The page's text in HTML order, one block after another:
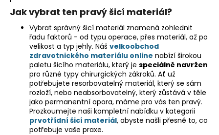
Jak vybrat ten pravý šicí materiál?
Vybrat správný šicí materiál znamená zohlednit
řadu faktorů - od typu operace, přes materiál, až po
velikost a typ jehly. Náš velkoobchod
zdravotnického materiálu online nabízí širokou
paletu šicího materiálu, který je speciálně navržen
pro různé typy chirurgických zákroků. Ať už
potřebujete resorbovatelný materiál, který se sám
rozloží, nebo neabsorbovatelný, který zůstává v těle
jako permanentní opora, máme pro vás ten pravý.
Prozkoumejte naši kompletní nabídku v kategorii
prvotřídní šicí materiál, abyste našli přesně to, co
potřebuje vaše praxe.
t
?
HLEDAT